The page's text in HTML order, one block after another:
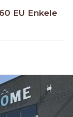
EU Enkele